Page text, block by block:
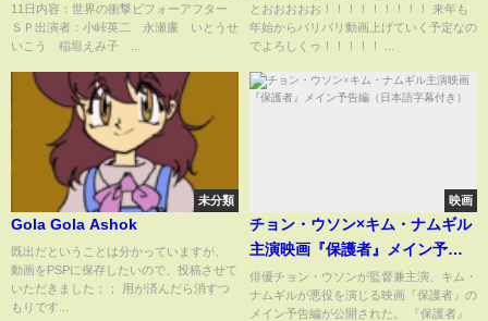
11日内容：世界の衝撃ビフォーアフター
ＳＰ出演者：小峠英二 永瀬廉 いとうせ
いこう 稲垣えみ子 ...
ど、中身がとんでもない変化
を…【デュエマ】
とおおおおお！！！！！！！！！ 来年も
年始からバリバリ動画上げていく予定なの
でよろしくゥ！！！！！ ...
未分類
Gola Gola Ashok
既出だということは分かっていますが、
動画をPSPに保存したいので、投稿させて
いただきました；； 用が済んだら消すつ
もりです...
映画
チョン・ウソン×キム・ナムギル
主演映画『保護者』メイン予告
編（日本語字幕付き）
俳優チョン・ウソンが監督兼主演、キム・
ナムギルが悪役を演じる映画『保護者』の
メイン予告編が公開された。 『保護者』